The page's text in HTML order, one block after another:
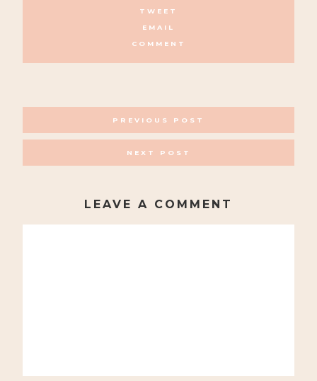
TWEET
EMAIL
COMMENT
NAVIGATION
PREVIOUS POST
NEXT POST
LEAVE A COMMENT